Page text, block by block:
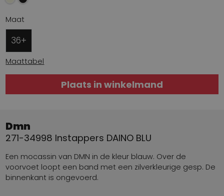
Maat
36+
Maattabel
Plaats in winkelmand
Dmn
271-34998 Instappers DAINO BLU
Een mocassin van DMN in de kleur blauw. Over de
voorvoet loopt een band met een zilverkleurige gesp. De
binnenkant is ongevoerd.